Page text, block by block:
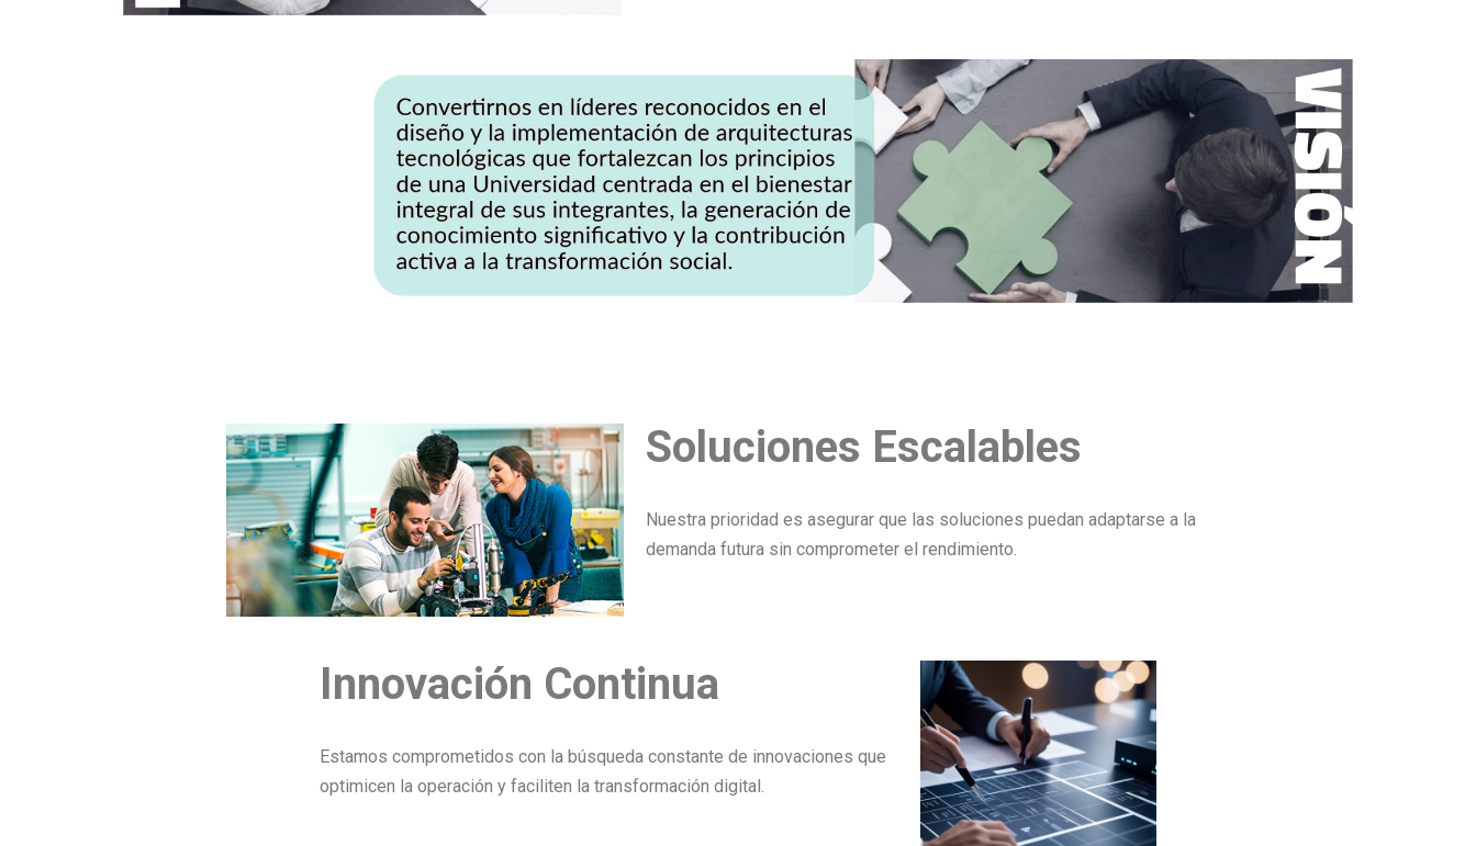
Soluciones Escalables
Nuestra prioridad es asegurar que las soluciones puedan adaptarse a la
demanda futura sin comprometer el rendimiento.
Innovación Continua
Estamos comprometidos con la búsqueda constante de innovaciones que
optimicen la operación y faciliten la transformación digital.